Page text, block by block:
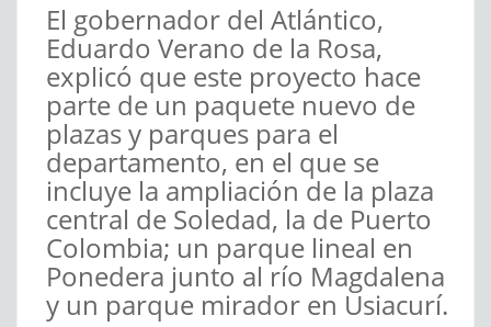
El gobernador del Atlántico,
Eduardo Verano de la Rosa,
explicó que este proyecto hace
parte de un paquete nuevo de
plazas y parques para el
departamento, en el que se
incluye la ampliación de la plaza
central de Soledad, la de Puerto
Colombia; un parque lineal en
Ponedera junto al río Magdalena
y un parque mirador en Usiacurí.